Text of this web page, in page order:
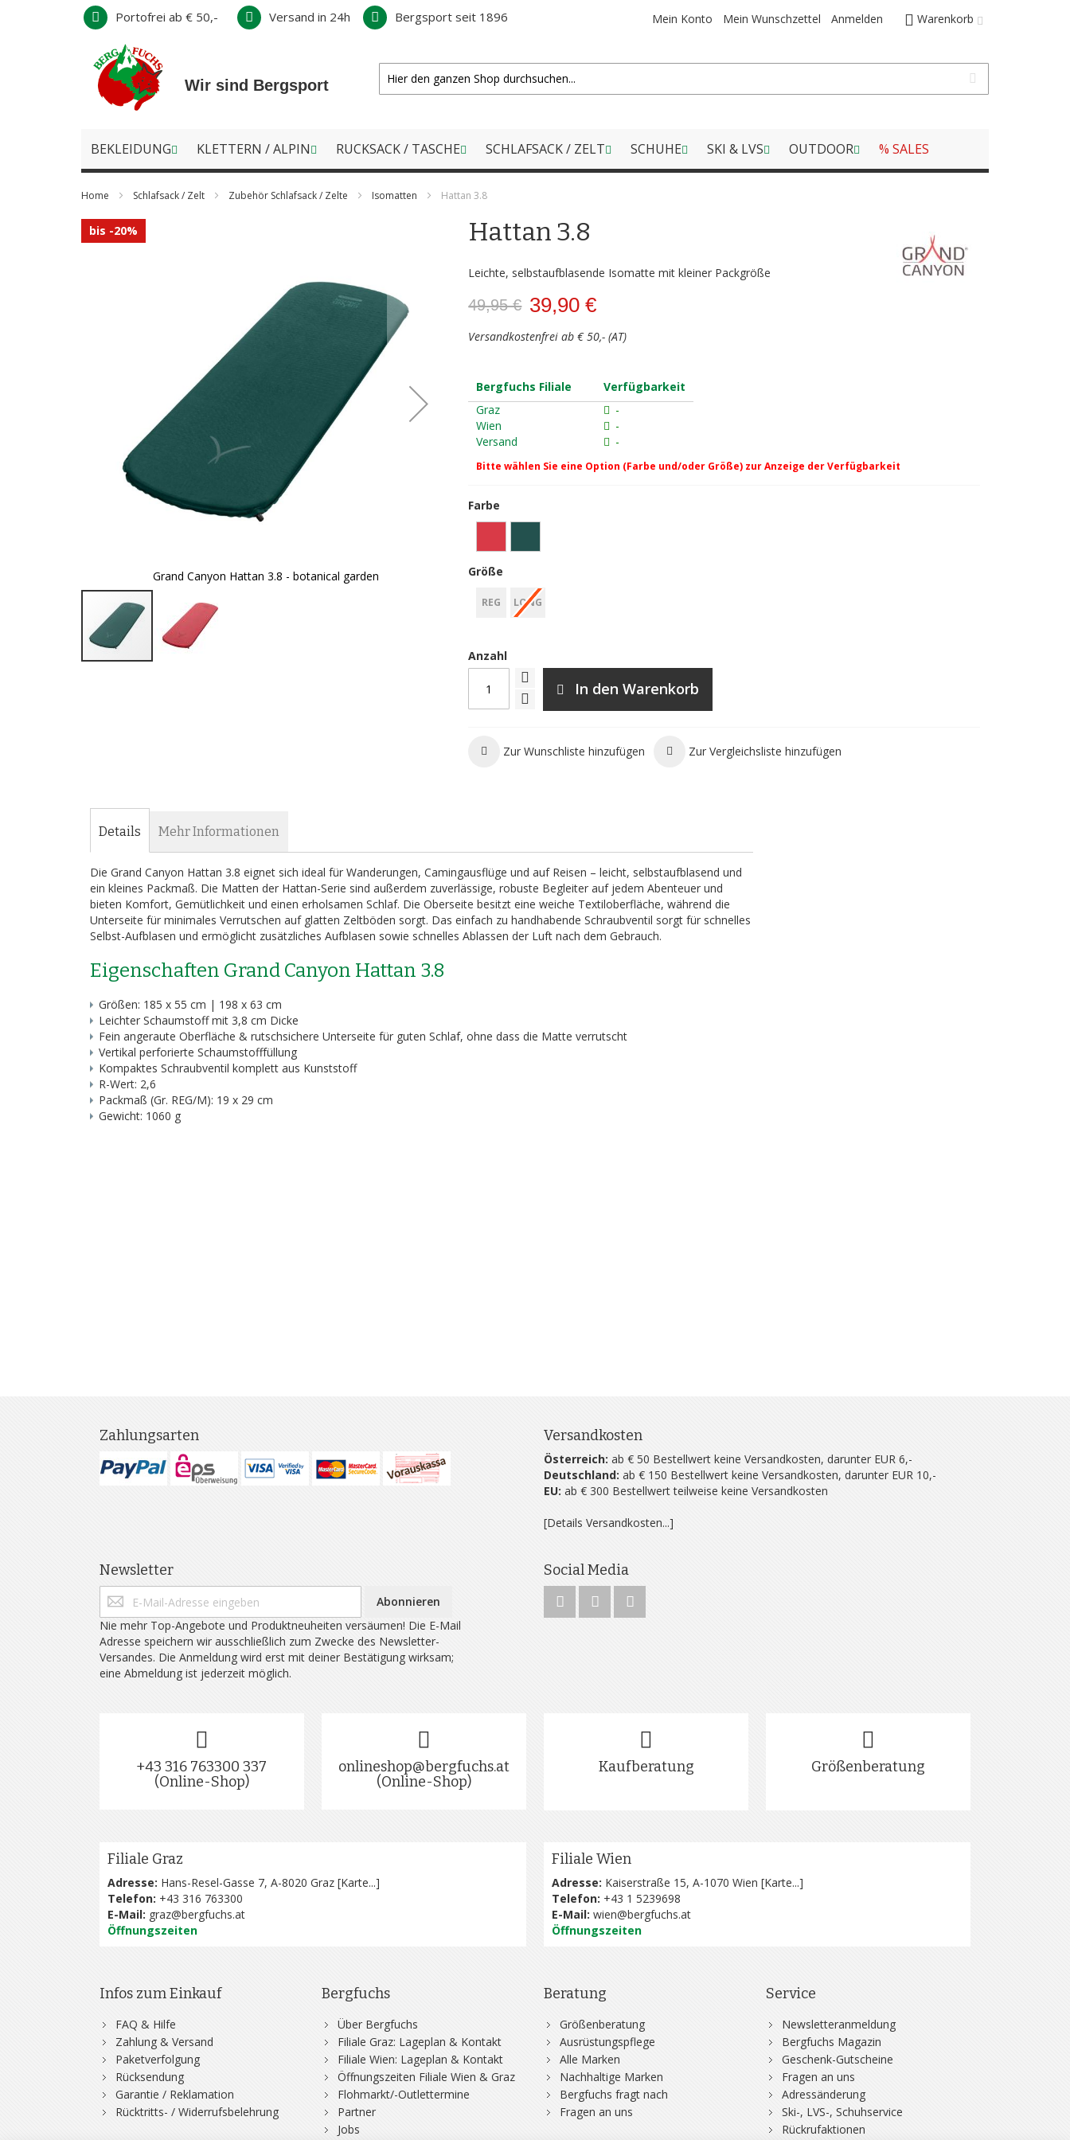
Direkt
Inhalt
Warenkorb
Mein Konto Mein Wunschzettel Anmelden
Portofrei ab € 50,- Versand in 24h Bergsport seit 1896
Wir sind Bergsport
BEKLEIDUNG KLETTERN / ALPIN RUCKSACK / TASCHE SCHLAFSACK / ZELT SCHUHE SKI & LVS OUTDOOR % SALES
Home Schlafsack / Zelt Zubehör Schlafsack / Zelte Isomatten Hattan 3.8
Zum
Ende
Grand Canyon Hattan 3.8 - botanical garden
bis -20% Hattan 3.8
Leichte, selbstaufblasende Isomatte mit kleiner Packgröße
49,95 € 39,90 €
Versandkostenfrei ab € 50,- (AT)
Bergfuchs Filiale
Verfügbarkeit
Graz
-
Wien
-
Versand
-
Bitte wählen Sie eine Option (Farbe und/oder Größe) zur Anzeige der Verfügbarkeit
Farbe
Größe
REG LONG
Anzahl
In den Warenkorb
Zur Wunschliste hinzufügen Zur Vergleichsliste hinzufügen
Details
Die Grand Canyon Hattan 3.8 eignet sich ideal für Wanderungen, Camingausflüge und auf Reisen – leicht, selbstaufblasend und
ein kleines Packmaß. Die Matten der Hattan-Serie sind außerdem zuverlässige, robuste Begleiter auf jedem Abenteuer und
bieten Komfort, Gemütlichkeit und einen erholsamen Schlaf. Die Oberseite besitzt eine weiche Textiloberfläche, während die
Unterseite für minimales Verrutschen auf glatten Zeltböden sorgt. Das einfach zu handhabende Schraubventil sorgt für schnelles
Selbst-Aufblasen und ermöglicht zusätzliches Aufblasen sowie schnelles Ablassen der Luft nach dem Gebrauch.
Eigenschaften Grand Canyon Hattan 3.8
Größen: 185 x 55 cm | 198 x 63 cm
Leichter Schaumstoff mit 3,8 cm Dicke
Fein angeraute Oberfläche & rutschsichere Unterseite für guten Schlaf, ohne dass die Matte verrutscht
Vertikal perforierte Schaumstofffüllung
Kompaktes Schraubventil komplett aus Kunststoff
R-Wert: 2,6
Packmaß (Gr. REG/M): 19 x 29 cm
Gewicht: 1060 g
Mehr Informationen
Zahlungsarten Versandkosten
Österreich: ab € 50 Bestellwert keine Versandkosten, darunter EUR 6,-
Deutschland: ab € 150 Bestellwert keine Versandkosten, darunter EUR 10,-
EU: ab € 300 Bestellwert teilweise keine Versandkosten
[Details Versandkosten...]
Newsletter
Abonnieren
Nie mehr Top-Angebote und Produktneuheiten versäumen! Die E-Mail
Adresse speichern wir ausschließlich zum Zwecke des Newsletter-
Versandes. Die Anmeldung wird erst mit deiner Bestätigung wirksam;
eine Abmeldung ist jederzeit möglich.
Social Media
+43 316 763300 337
(Online-Shop)
onlineshop@bergfuchs.at
(Online-Shop)
Kaufberatung Größenberatung
Filiale Graz
Adresse: Hans-Resel-Gasse 7, A-8020 Graz [Karte...]
Telefon: +43 316 763300
E-Mail: graz@bergfuchs.at
Öffnungszeiten
Filiale Wien
Adresse: Kaiserstraße 15, A-1070 Wien [Karte...]
Telefon: +43 1 5239698
E-Mail: wien@bergfuchs.at
Öffnungszeiten
Infos zum Einkauf
FAQ & Hilfe
Zahlung & Versand
Paketverfolgung
Rücksendung
Garantie / Reklamation
Rücktritts- / Widerrufsbelehrung
Bergfuchs
Über Bergfuchs
Filiale Graz: Lageplan & Kontakt
Filiale Wien: Lageplan & Kontakt
Öffnungszeiten Filiale Wien & Graz
Flohmarkt/-Outlettermine
Partner
Jobs
Beratung
Größenberatung
Ausrüstungspflege
Alle Marken
Nachhaltige Marken
Bergfuchs fragt nach
Fragen an uns
Service
Newsletteranmeldung
Bergfuchs Magazin
Geschenk-Gutscheine
Fragen an uns
Adressänderung
Ski-, LVS-, Schuhservice
Rückrufaktionen